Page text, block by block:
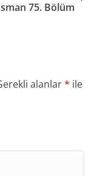
75. Bölüm
alanlar* ile